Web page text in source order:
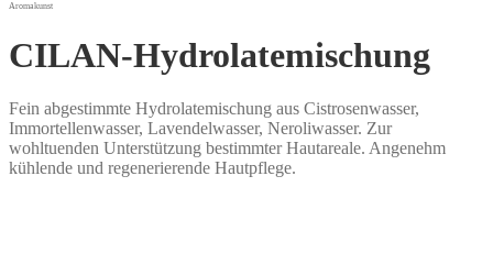
Aromakunst
CILAN-Hydrolatemischung
Fein abgestimmte Hydrolatemischung aus Cistrosenwasser,
Immortellenwasser, Lavendelwasser, Neroliwasser. Zur
wohltuenden Unterstützung bestimmter Hautareale. Angenehm
kühlende und regenerierende Hautpflege.